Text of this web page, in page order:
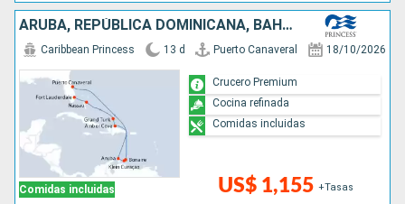
ARUBA, REPÚBLICA DOMINICANA, BAHAMAS, ESTADOS UNIDOS
Comidas incluidas
Caribbean Princess 13 d Puerto Canaveral 18/10/2026
US$ 1,155 +Tasas
Crucero Premium
Cocina refinada
Comidas incluidas